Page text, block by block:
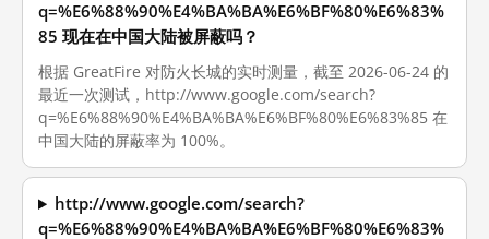
q=%E6%88%90%E4%BA%BA%E6%BF%80%E6%83%
85 现在在中国大陆被屏蔽吗？
根据 GreatFire 对防火长城的实时测量，截至 2026-06-24 的
最近一次测试，http://www.google.com/search?
q=%E6%88%90%E4%BA%BA%E6%BF%80%E6%83%85 在
中国大陆的屏蔽率为 100%。
http://www.google.com/search?
q=%E6%88%90%E4%BA%BA%E6%BF%80%E6%83%